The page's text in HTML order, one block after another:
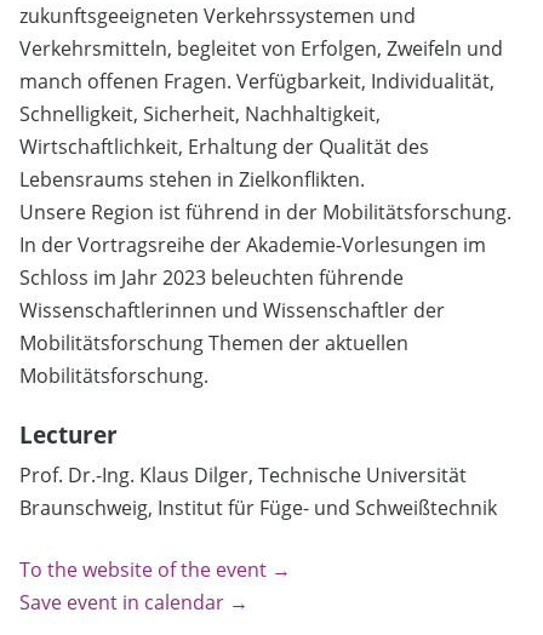
zukunftsgeeigneten Verkehrssystemen und
Verkehrsmitteln, begleitet von Erfolgen, Zweifeln und
manch offenen Fragen. Verfügbarkeit, Individualität,
Schnelligkeit, Sicherheit, Nachhaltigkeit,
Wirtschaftlichkeit, Erhaltung der Qualität des
Lebensraums stehen in Zielkonflikten.
Unsere Region ist führend in der Mobilitätsforschung.
In der Vortragsreihe der Akademie-Vorlesungen im
Schloss im Jahr 2023 beleuchten führende
Wissenschaftlerinnen und Wissenschaftler der
Mobilitätsforschung Themen der aktuellen
Mobilitätsforschung.
Lecturer
Prof. Dr.-Ing. Klaus Dilger, Technische Universität
Braunschweig, Institut für Füge- und Schweißtechnik
To the website of the event →
Save event in calendar →